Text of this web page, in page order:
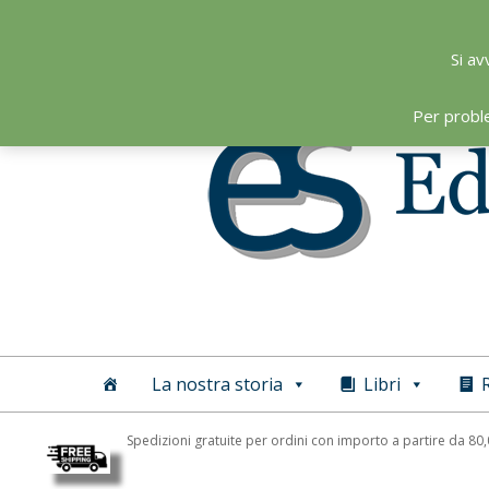
Si
Per
Editoriale
Scientifica
La nostra storia Libri
Spedizioni gratuite per ordini con importo a partire da